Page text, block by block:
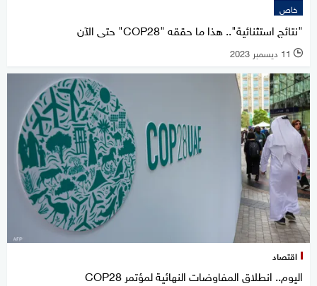
خاص
"نتائج استثنائية".. هذا ما حققه "COP28" حتى الآن
l 11 ديسمبر 2023
اقتصاد
اليوم.. انطلاق المفاوضات النهائية لمؤتمر COP28